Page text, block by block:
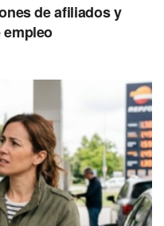
de afiliados y